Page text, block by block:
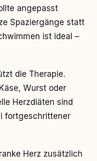
angepasst
Spaziergänge statt
ist ideal –
die Therapie.
Wurst oder
Herzdiäten sind
fortgeschrittener
Herz zusätzlich